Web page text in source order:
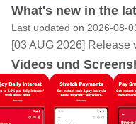
Funktionen im Überblick:
Bargeldloses
teilnehmenden
Boost Bills für
Boost Prepaid für
PIN-Eingabe.
What's new in the
Last updated on 2026-08-
[03 AUG 2026] Release
Videos und